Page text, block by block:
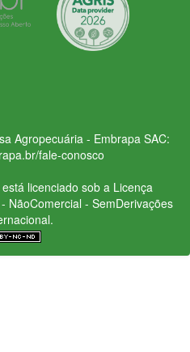
Agropecuária - Embrapa SAC:
fale-conosco
licenciado sob a Licença
NãoComercial - SemDerivações